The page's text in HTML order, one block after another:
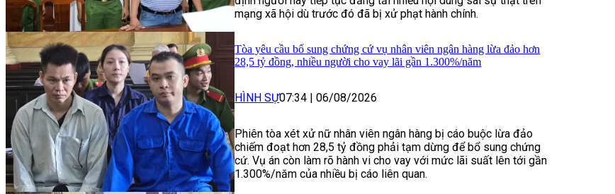
mạng xã hội dù trước đó đã bị xử phạt hành chính.
Tòa yêu cầu bổ sung chứng cứ vụ nhân viên ngân hàng lừa đảo hơn
28,5 tỷ đồng, nhiều người cho vay lãi gần 1.300%/năm
HÌNH SỰ07:34 06/08/2026
Phiên tòa xét xử nữ nhân viên ngân hàng bị cáo buộc lừa đảo
chiếm đoạt hơn 28,5 tỷ đồng phải tạm dừng để bổ sung chứng
cứ. Vụ án còn làm rõ hành vi cho vay với mức lãi suất lên tới gần
1.300%/năm của nhiều bị cáo liên quan.